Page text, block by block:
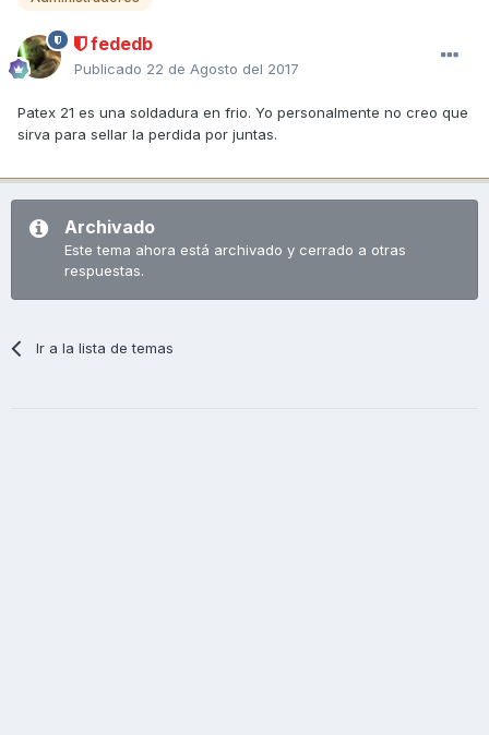
fededb
Publicado 22 de Agosto del 2017
Patex 21 es una soldadura en frio. Yo personalmente no creo que
sirva para sellar la perdida por juntas.
Archivado
Este tema ahora está archivado y cerrado a otras
respuestas.
Ir a la lista de temas